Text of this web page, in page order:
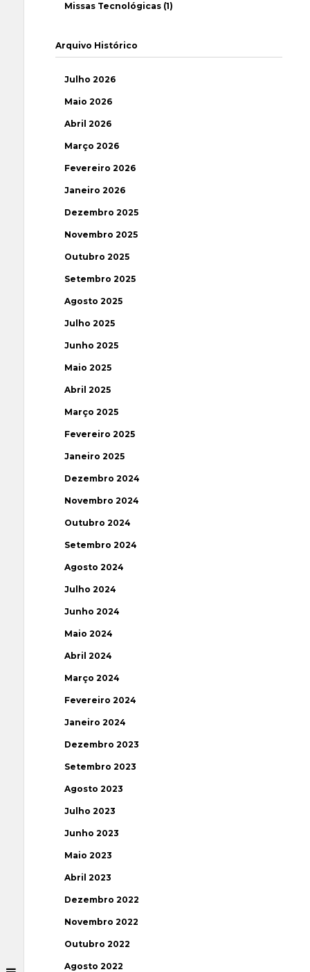
Missas Tecnológicas (1)
Arquivo Histórico
Julho 2026
Maio 2026
Abril 2026
Março 2026
Fevereiro 2026
Janeiro 2026
Dezembro 2025
Novembro 2025
Outubro 2025
Setembro 2025
Agosto 2025
Julho 2025
Junho 2025
Maio 2025
Abril 2025
Março 2025
Fevereiro 2025
Janeiro 2025
Dezembro 2024
Novembro 2024
Outubro 2024
Setembro 2024
Agosto 2024
Julho 2024
Junho 2024
Maio 2024
Abril 2024
Março 2024
Fevereiro 2024
Janeiro 2024
Dezembro 2023
Setembro 2023
Agosto 2023
Julho 2023
Junho 2023
Maio 2023
Abril 2023
Dezembro 2022
Novembro 2022
Outubro 2022
Agosto 2022